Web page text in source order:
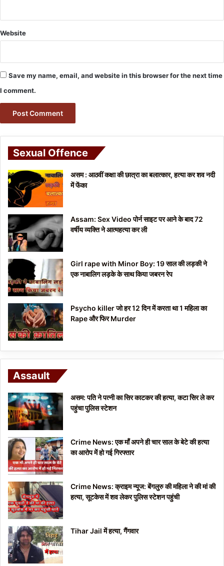
Website
Save my name, email, and website in this browser for the next time
I comment.
Sexual Offence
असम : आठवीं कक्षा की छात्रा का बलात्कार, हत्या कर शव नदी
में फेंका
Assam: Sex Video पोर्न साइट पर आने के बाद 72
वर्षीय व्यक्ति ने आत्महत्या कर ली
Girl rape with Minor Boy: 19 साल की लड़की ने
एक नाबालिग लड़के के साथ किया जबरन रेप
Psycho killer जो हर 12 दिन में करता था 1 महिला का
Rape और फिर Murder
Assault
असम: पति ने पत्नी का सिर काटकर की हत्या, कटा सिर ले कर
पहुंचा पुलिस स्टेशन
Crime News: एक माँ अपने ही चार साल के बेटे की हत्या
का आरोप में हो गई गिरफ्तार
Crime News: क्राइम न्यूज: बेंगलुरु की महिला ने की मां की
हत्या, सूटकेस में शव लेकर पुलिस स्टेशन पहुंची
Tihar Jail में हत्या, गैंगवार